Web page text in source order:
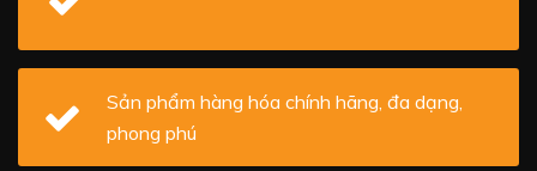
Sản phẩm hàng hóa chính hãng, đa dạng,
phong phú